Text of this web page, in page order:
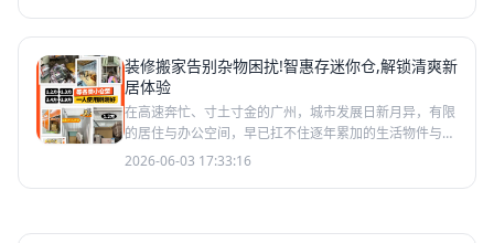
装修搬家告别杂物困扰!智惠存迷你仓,解锁清爽新
居体验
在高速奔忙、寸土寸金的广州，城市发展日新月异，有限
的居住与办公空间，早已扛不住逐年累加的生活物件与经
营物资。换季厚衣塞满衣柜挤占起居空间，小微企业货品
2026-06-03 17:33:16